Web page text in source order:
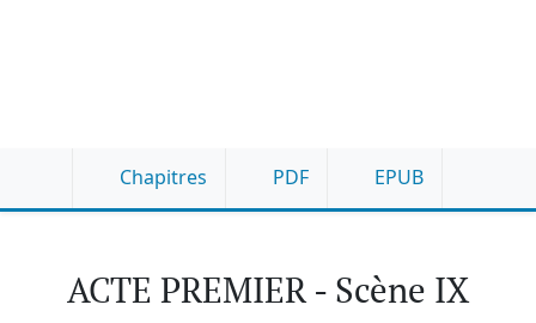
Chapitres PDF EPUB
ACTE PREMIER - Scène IX